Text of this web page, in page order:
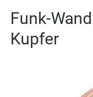
Funk-
Kupfer